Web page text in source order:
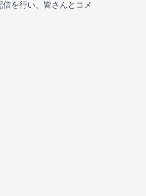
を行い、皆さんとコメ